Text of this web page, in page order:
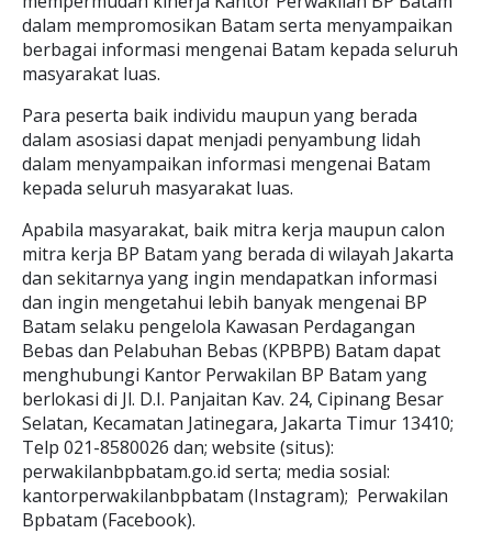
dalam mempromosikan Batam serta menyampaikan
berbagai informasi mengenai Batam kepada seluruh
masyarakat luas.
Para peserta baik individu maupun yang berada
dalam asosiasi dapat menjadi penyambung lidah
dalam menyampaikan informasi mengenai Batam
kepada seluruh masyarakat luas.
Apabila masyarakat, baik mitra kerja maupun calon
mitra kerja BP Batam yang berada di wilayah Jakarta
dan sekitarnya yang ingin mendapatkan informasi
dan ingin mengetahui lebih banyak mengenai BP
Batam selaku pengelola Kawasan Perdagangan
Bebas dan Pelabuhan Bebas (KPBPB) Batam dapat
menghubungi Kantor Perwakilan BP Batam yang
berlokasi di Jl. D.I. Panjaitan Kav. 24, Cipinang Besar
Selatan, Kecamatan Jatinegara, Jakarta Timur 13410;
Telp 021-8580026 dan; website (situs):
perwakilanbpbatam.go.id serta; media sosial:
kantorperwakilanbpbatam (Instagram); Perwakilan
Bpbatam (Facebook).